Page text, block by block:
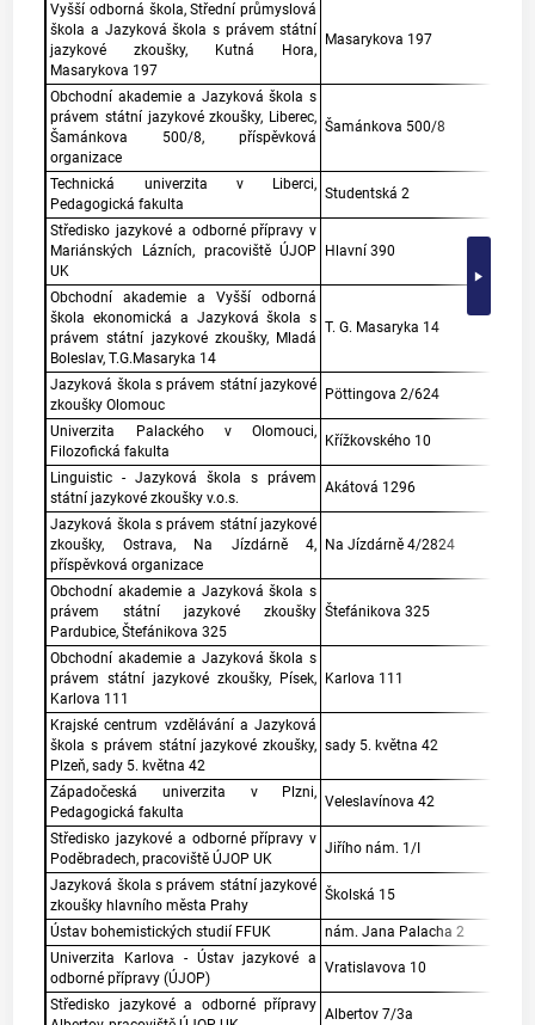
Vyšší odborná škola, Střední průmyslová
škola a Jazyková škola s právem státní
jazykové zkoušky, Kutná Hora,
Masarykova 197
Masarykova 197
Obchodní akademie a Jazyková škola s
právem státní jazykové zkoušky, Liberec,
Šamánkova 500/8, příspěvková
organizace
Šamánkova 500/8
Technická univerzita v Liberci,
Pedagogická fakulta
Studentská 2
Středisko jazykové a odborné přípravy v
Mariánských Lázních, pracoviště ÚJOP
UK
Hlavní 390
Obchodní akademie a Vyšší odborná
škola ekonomická a Jazyková škola s
právem státní jazykové zkoušky, Mladá
Boleslav, T.G.Masaryka 14
T. G. Masaryka 14
Jazyková škola s právem státní jazykové
zkoušky Olomouc
Pöttingova 2/624
Univerzita Palackého v Olomouci,
Filozofická fakulta
Křížkovského 10
Linguistic - Jazyková škola s právem
státní jazykové zkoušky v.o.s.
Akátová 1296
Jazyková škola s právem státní jazykové
zkoušky, Ostrava, Na Jízdárně 4,
příspěvková organizace
Na Jízdárně 4/2824
Obchodní akademie a Jazyková škola s
právem státní jazykové zkoušky
Pardubice, Štefánikova 325
Štefánikova 325
Obchodní akademie a Jazyková škola s
právem státní jazykové zkoušky, Písek,
Karlova 111
Karlova 111
Krajské centrum vzdělávání a Jazyková
škola s právem státní jazykové zkoušky,
Plzeň, sady 5. května 42
sady 5. května 42
Západočeská univerzita v Plzni,
Pedagogická fakulta
Veleslavínova 42
Středisko jazykové a odborné přípravy v
Poděbradech, pracoviště ÚJOP UK
Jiřího nám. 1/I
Jazyková škola s právem státní jazykové
zkoušky hlavního města Prahy
Školská 15
Ústav bohemistických studií FFUK
nám. Jana Palacha 2
Univerzita Karlova - Ústav jazykové a
odborné přípravy (ÚJOP)
Vratislavova 10
Středisko jazykové a odborné přípravy
Albertov 7/3a